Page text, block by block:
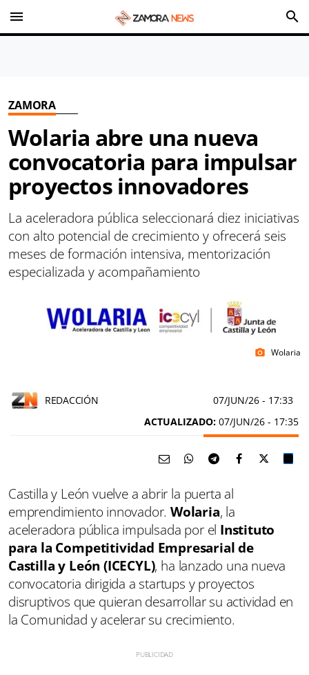
menu search
ZAMORA
Wolaria abre una nueva
convocatoria para impulsar
proyectos innovadores
La aceleradora pública seleccionará diez iniciativas
con alto potencial de crecimiento y ofrecerá seis
meses de formación intensiva, mentorización
especializada y acompañamiento
photo_camera Wolaria
REDACCIÓN 07/JUN/26 - 17:33
ACTUALIZADO: 07/JUN/26 - 17:35
Castilla y León vuelve a abrir la puerta al
emprendimiento innovador.Wolaria, la
aceleradora pública impulsada por el Instituto
para la Competitividad Empresarial de
Castilla y León (ICECYL), ha lanzado una nueva
convocatoria dirigida a startups y proyectos
disruptivos que quieran desarrollar su actividad en
la Comunidad y acelerar su crecimiento.